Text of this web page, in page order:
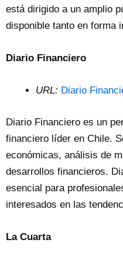
está dirigido a un amplio
disponible tanto en forma
Diario Financiero
URL: Diario
Diario Financiero es un
financiero líder en Chile.
económicas, análisis de
desarrollos financieros.
esencial para
interesados ​​en las
La Cuarta